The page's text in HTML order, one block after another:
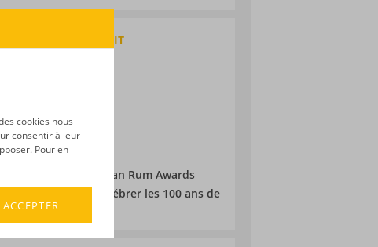
DU PRODUIT
2025 au Caribbean Rum Awards
élaborée pour célébrer les 100 ans de
cookies nous
consentir à leur
Pour en